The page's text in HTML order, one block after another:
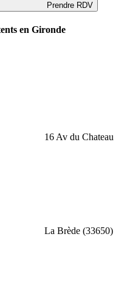
Prendre RDV
en Gironde
16 Av du Chateau
La Brède (33650)